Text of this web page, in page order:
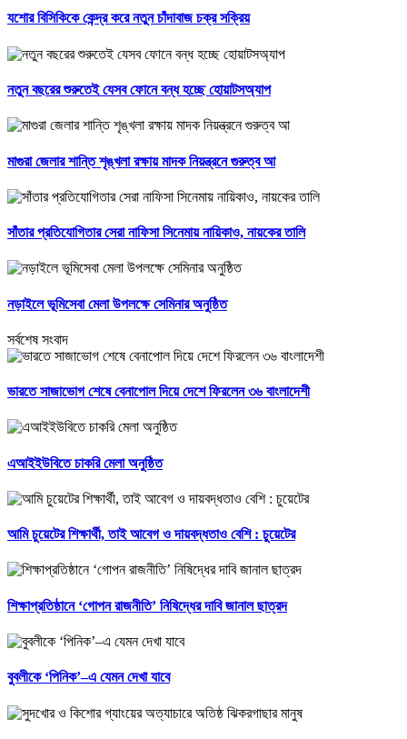
যশোর বিসিকিকে কেন্দ্র করে নতুন চাঁদাবাজ চক্র সক্রিয়
নতুন বছরের শুরুতেই যেসব ফোনে বন্ধ হচ্ছে হোয়াটসঅ্যাপ
মাগুরা জেলার শান্তি শৃঙ্খলা রক্ষায় মাদক নিয়ন্ত্রনে গুরুত্ব আ
সাঁতার প্রতিযোগিতার সেরা নাফিসা সিনেমায় নায়িকাও, নায়কের তালি
নড়াইলে ভূমিসেবা মেলা উপলক্ষে সেমিনার অনুষ্ঠিত
সর্বশেষ সংবাদ
ভারতে সাজাভোগ শেষে বেনাপোল দিয়ে দেশে ফিরলেন ৩৬ বাংলাদেশী
এআইইউবিতে চাকরি মেলা অনুষ্ঠিত
আমি চুয়েটের শিক্ষার্থী, তাই আবেগ ও দায়বদ্ধতাও বেশি : চুয়েটের
শিক্ষাপ্রতিষ্ঠানে ‘গোপন রাজনীতি’ নিষিদ্ধের দাবি জানাল ছাত্রদ
বুবলীকে ‘পিনিক’–এ যেমন দেখা যাবে